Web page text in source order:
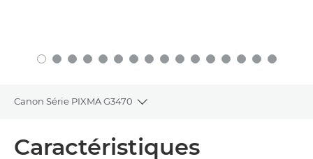
Canon Série PIXMA G3470
Toggle breadcrumbs
Caractéristiques